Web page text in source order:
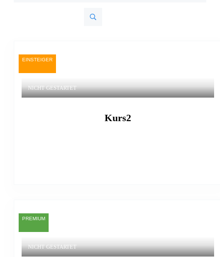
EINSTEIGER
NICHT GESTARTET
Kurs2
PREMIUM
NICHT GESTARTET